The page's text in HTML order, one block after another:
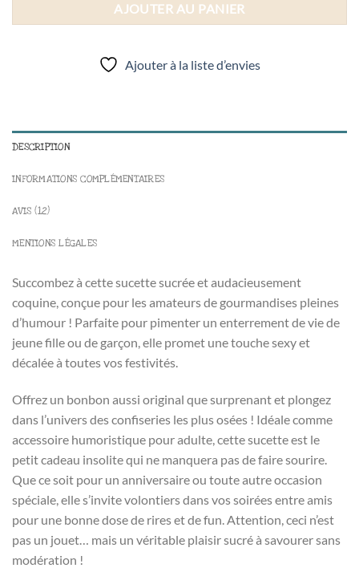
AJOUTER AU PANIER
Ajouter à la liste d’envies
DESCRIPTION
INFORMATIONS COMPLÉMENTAIRES
AVIS (12)
MENTIONS LÉGALES
Succombez à cette sucette sucrée et audacieusement
coquine, conçue pour les amateurs de gourmandises pleines
d’humour ! Parfaite pour pimenter un enterrement de vie de
jeune fille ou de garçon, elle promet une touche sexy et
décalée à toutes vos festivités.
Offrez un bonbon aussi original que surprenant et plongez
dans l’univers des confiseries les plus osées ! Idéale comme
accessoire humoristique pour adulte, cette sucette est le
petit cadeau insolite qui ne manquera pas de faire sourire.
Que ce soit pour un anniversaire ou toute autre occasion
spéciale, elle s’invite volontiers dans vos soirées entre amis
pour une bonne dose de rires et de fun. Attention, ceci n’est
pas un jouet… mais un véritable plaisir sucré à savourer sans
modération !